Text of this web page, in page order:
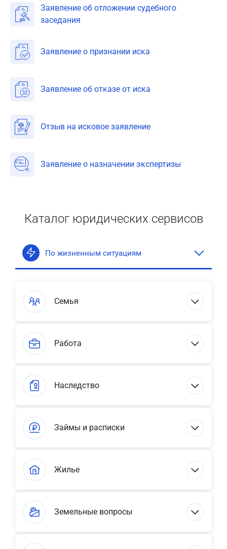
Заявление об отложении судебного
заседания
Заявление о признании иска
Заявление об отказе от иска
Отзыв на исковое заявление
Заявление о назначении экспертизы
Каталог юридических сервисов
По жизненным ситуациям
Семья
Работа
Наследство
Займы и расписки
Жилье
Земельные вопросы